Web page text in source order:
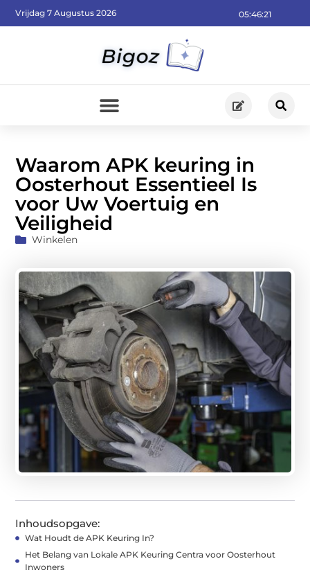
05:46:22
Vrijdag 7 Augustus 2026
Waarom APK keuring in
Oosterhout Essentieel Is
voor Uw Voertuig en
Veiligheid
Winkelen
Inhoudsopgave:
Wat Houdt de APK Keuring In?
Het Belang van Lokale APK Keuring Centra voor Oosterhout
Inwoners